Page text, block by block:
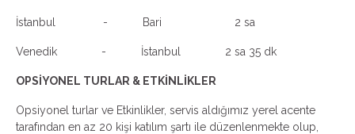
İstanbul - Bari 2 sa
Venedik - İstanbul 2 sa 35 dk
OPSİYONEL TURLAR & ETKİNLİKLER
Opsiyonel turlar ve Etkinlikler, servis aldığımız yerel acente
tarafından en az 20 kişi katılım şartı ile düzenlenmekte olup,